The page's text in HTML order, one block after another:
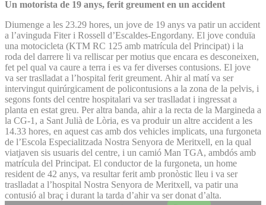
Un motorista de 19 anys, ferit greument en un accident
Diumenge a les 23.29 hores, un jove de 19 anys va patir un accident
a l’avinguda Fiter i Rossell d’Escaldes-Engordany. El jove conduïa
una motocicleta (KTM RC 125 amb matrícula del Principat) i la
roda del darrere li va relliscar per motius que encara es desconeixen,
fet pel qual va caure a terra i es va fer diverses contusions. El jove
va ser traslladat a l’hospital ferit greument. Ahir al matí va ser
intervingut quirúrgicament de policontusions a la zona de la pelvis, i
segons fonts del centre hospitalari va ser traslladat i ingressat a
planta en estat greu. Per altra banda, ahir a la recta de la Margineda a
la CG-1, a Sant Julià de Lòria, es va produir un altre accident a les
14.33 hores, en aquest cas amb dos vehicles implicats, una furgoneta
de l’Escola Especialitzada Nostra Senyora de Meritxell, en la qual
viatjaven sis usuaris del centre, i un camió Man TGA, ambdós amb
matrícula del Principat. El conductor de la furgoneta, un home
resident de 42 anys, va resultar ferit amb pronòstic lleu i va ser
traslladat a l’hospital Nostra Senyora de Meritxell, va patir una
contusió al braç i durant la tarda d’ahir va ser donat d’alta.